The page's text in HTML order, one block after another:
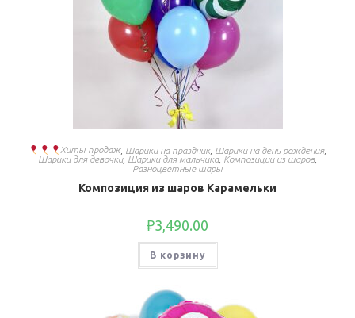
Хиты продаж, Шарики на праздник, Шарики на день рождения,
Шарики для девочки, Шарики для мальчика, Композиции из шаров,
Разноцветные шары
Композиция из шаров Карамельки
₽3,490.00
В корзину